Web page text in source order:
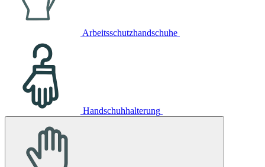
Arbeitsschutzhandschuhe
Handschuhhalterung